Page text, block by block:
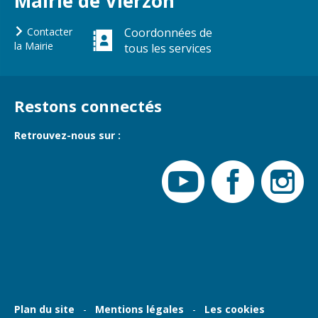
Travaux
Refuge canin
Urbanisme et
Économie et
Contacter
la Mairie
Coordonnées de
tous les services
Restons connectés
Retrouvez-nous sur :
Plan du site Mentions légales Les cookies